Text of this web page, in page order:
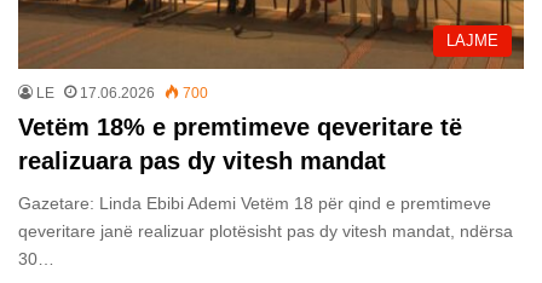
LAJME
LE 17.06.2026 700
Vetëm 18% e premtimeve qeveritare të
realizuara pas dy vitesh mandat
Gazetare: Linda Ebibi Ademi Vetëm 18 për qind e premtimeve
qeveritare janë realizuar plotësisht pas dy vitesh mandat, ndërsa
30…